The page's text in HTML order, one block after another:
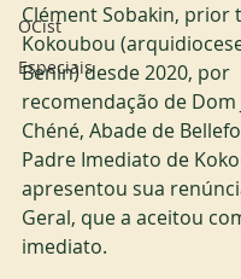
OCist
Especiais
Clément Sobakin, prior
Kokoubou
Benin) desde 2020, por
recomendação de Dom
Chéné, Abade de
Padre Imediato de
apresentou sua
Geral, que a aceitou
imediato.